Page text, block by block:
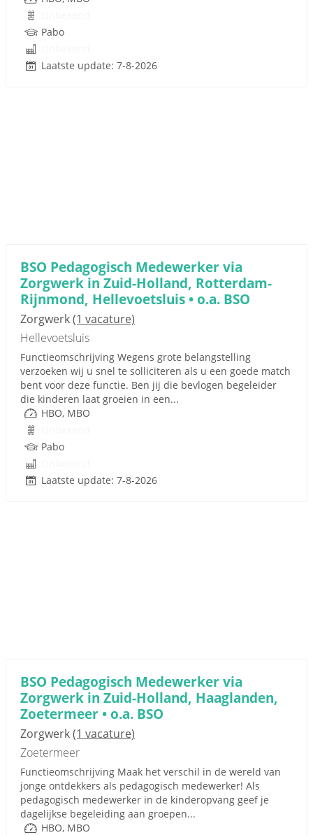
Pabo
Laatste update: 7-8-2026
BSO Pedagogisch Medewerker via
Zorgwerk in Zuid-Holland, Rotterdam-
Rijnmond, Hellevoetsluis • o.a. BSO
Zorgwerk(1 vacature)
Hellevoetsluis
Functieomschrijving Wegens grote belangstelling
verzoeken wij u snel te solliciteren als u een goede match
bent voor deze functie. Ben jij die bevlogen begeleider
die kinderen laat groeien in een...
HBO, MBO
Pabo
Laatste update: 7-8-2026
BSO Pedagogisch Medewerker via
Zorgwerk in Zuid-Holland, Haaglanden,
Zoetermeer • o.a. BSO
Zorgwerk(1 vacature)
Zoetermeer
Functieomschrijving Maak het verschil in de wereld van
jonge ontdekkers als pedagogisch medewerker! Als
pedagogisch medewerker in de kinderopvang geef je
dagelijkse begeleiding aan groepen...
HBO, MBO